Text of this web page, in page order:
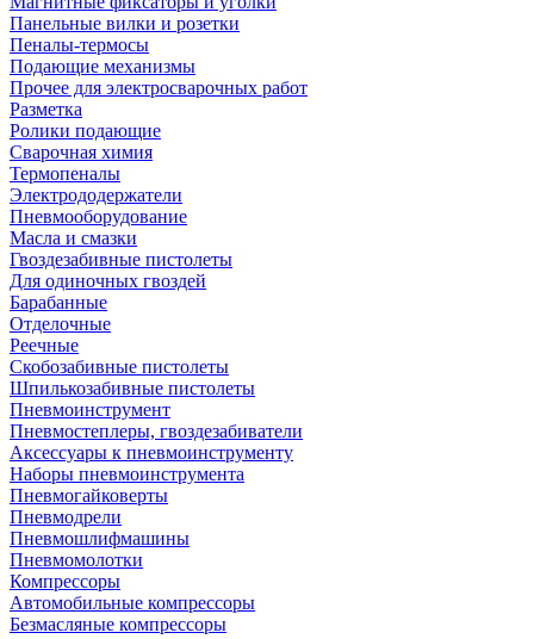
Панельные вилки и розетки
Пеналы-термосы
Подающие механизмы
Прочее для электросварочных работ
Разметка
Ролики подающие
Сварочная химия
Термопеналы
Электрододержатели
Пневмооборудование
Масла и смазки
Гвоздезабивные пистолеты
Для одиночных гвоздей
Барабанные
Отделочные
Реечные
Скобозабивные пистолеты
Шпилькозабивные пистолеты
Пневмоинструмент
Пневмостеплеры, гвоздезабиватели
Аксессуары к пневмоинструменту
Наборы пневмоинструмента
Пневмогайковерты
Пневмодрели
Пневмошлифмашины
Пневмомолотки
Компрессоры
Автомобильные компрессоры
Безмасляные компрессоры